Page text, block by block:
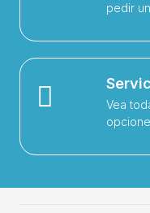
pedir
Vea